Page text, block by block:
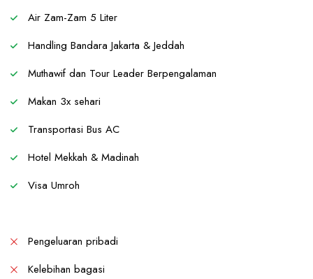
Air Zam-Zam 5 Liter
Handling Bandara Jakarta & Jeddah
Muthawif dan Tour Leader Berpengalaman
Makan 3x sehari
Transportasi Bus AC
Hotel Mekkah & Madinah
Visa Umroh
Pengeluaran pribadi
Kelebihan bagasi